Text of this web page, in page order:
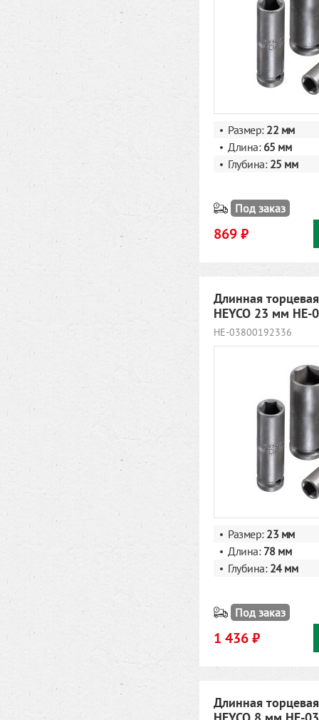
Размер: 22 мм
Длина: 65 мм
Глубина:25 мм
Под заказ
869 ₽
Длинная
HEYCO 23 мм
HE-03800192336
Размер: 23 мм
Длина: 78 мм
Глубина:24 мм
Под заказ
1 436 ₽
Длинная